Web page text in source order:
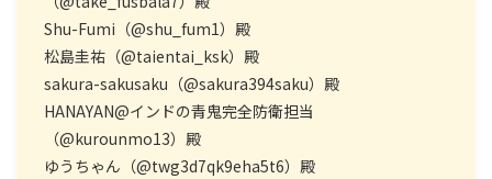
Shu-Fumi（@shu_fum1）殿
松島圭祐（@taientai_ksk）殿
sakura-sakusaku（@sakura394saku）殿
HANAYAN@インドの青鬼完全防衛担当
（@kurounmo13）殿
ゆうちゃん（@twg3d7qk9eha5t6）殿